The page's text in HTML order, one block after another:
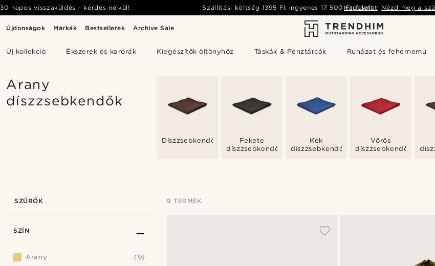
Újdonságok Márkák Bestsellerek Archive Sale
Új kollekció Ékszerek és karórák Kiegészítők öltönyhöz Táskák & Pénztárcák Ruházat és fehérnemű
30 napos visszaküldés - kérdés nélkül! Szállítási költség1395 Ft ingyenes 17 500 Ft felett- Nézd meg a
Kapcsolat
Arany
díszzsebkendők
Díszzsebkendők
Fekete
díszzsebkendők
Kék
díszzsebkendők
Vörös
díszzsebkendők
SZŰRŐK 9 TERMÉK
SZÍN
Arany
(9)